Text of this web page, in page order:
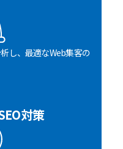
し、最適なWeb集客の
対策